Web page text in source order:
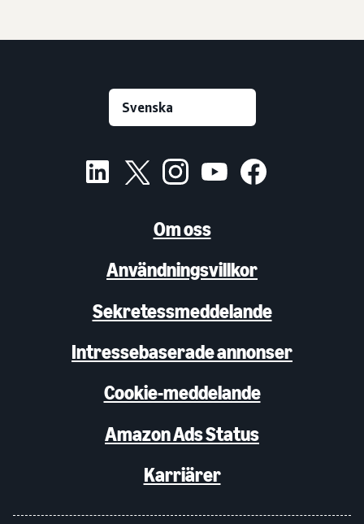
Om oss
Användningsvillkor
Sekretessmeddelande
Intressebaserade annonser
Cookie-meddelande
Amazon Ads Status
Karriärer